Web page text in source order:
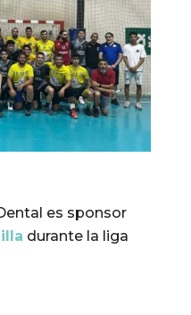
es sponsor
durante la liga